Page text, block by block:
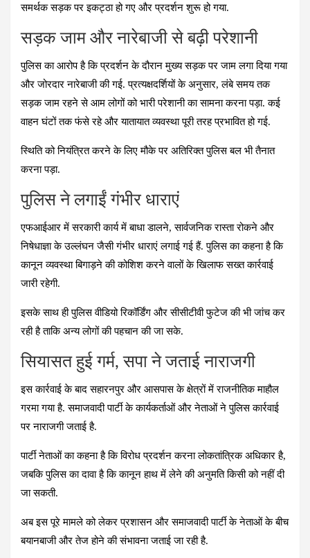
समर्थक सड़क पर इकट्ठा हो गए और प्रदर्शन शुरू हो गया.
सड़क जाम और नारेबाजी से बढ़ी परेशानी
पुलिस का आरोप है कि प्रदर्शन के दौरान मुख्य सड़क पर जाम लगा दिया गया
और जोरदार नारेबाजी की गई. प्रत्यक्षदर्शियों के अनुसार, लंबे समय तक
सड़क जाम रहने से आम लोगों को भारी परेशानी का सामना करना पड़ा. कई
वाहन घंटों तक फंसे रहे और यातायात व्यवस्था पूरी तरह प्रभावित हो गई.
स्थिति को नियंत्रित करने के लिए मौके पर अतिरिक्त पुलिस बल भी तैनात
करना पड़ा.
पुलिस ने लगाईं गंभीर धाराएं
एफआईआर में सरकारी कार्य में बाधा डालने, सार्वजनिक रास्ता रोकने और
निषेधाज्ञा के उल्लंघन जैसी गंभीर धाराएं लगाई गई हैं. पुलिस का कहना है कि
कानून व्यवस्था बिगाड़ने की कोशिश करने वालों के खिलाफ सख्त कार्रवाई
जारी रहेगी.
इसके साथ ही पुलिस वीडियो रिकॉर्डिंग और सीसीटीवी फुटेज की भी जांच कर
रही है ताकि अन्य लोगों की पहचान की जा सके.
सियासत हुई गर्म, सपा ने जताई नाराजगी
इस कार्रवाई के बाद सहारनपुर और आसपास के क्षेत्रों में राजनीतिक माहौल
गरमा गया है. समाजवादी पार्टी के कार्यकर्ताओं और नेताओं ने पुलिस कार्रवाई
पर नाराजगी जताई है.
पार्टी नेताओं का कहना है कि विरोध प्रदर्शन करना लोकतांत्रिक अधिकार है,
जबकि पुलिस का दावा है कि कानून हाथ में लेने की अनुमति किसी को नहीं दी
जा सकती.
अब इस पूरे मामले को लेकर प्रशासन और समाजवादी पार्टी के नेताओं के बीच
बयानबाजी और तेज होने की संभावना जताई जा रही है.